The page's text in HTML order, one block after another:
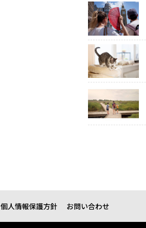
個人情報保護方針 お問い合わせ